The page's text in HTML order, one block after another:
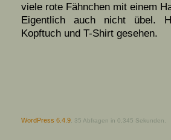
viele rote Fähnchen mit einem
Eigentlich auch nicht übel.
Kopftuch und T-Shirt gesehen.
WordPress 6.4.9 35 Abfragen in 0,345 Sekunden.